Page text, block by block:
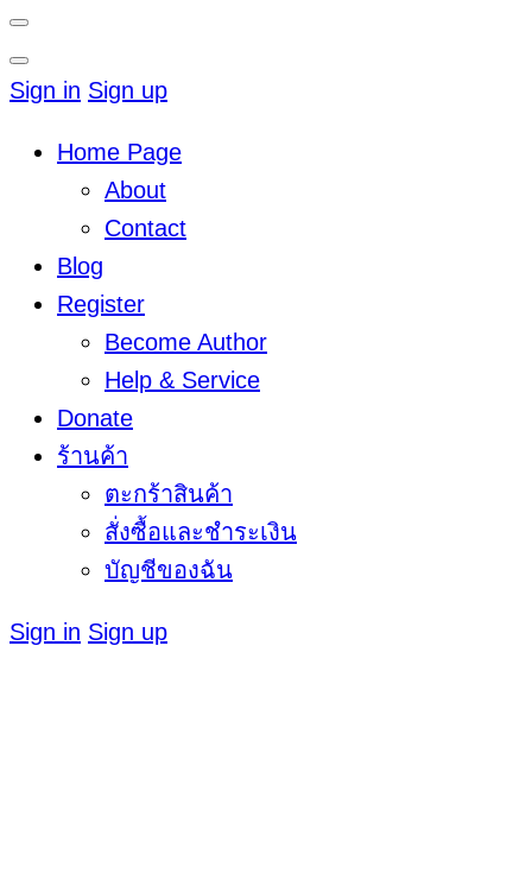
Sign in Sign up
Home Page
About
Contact
Blog
Register
Become Author
Help & Service
Donate
ร้านค้า
ตะกร้าสินค้า
สั่งซื้อและชำระเงิน
บัญชีของฉัน
Sign in Sign up